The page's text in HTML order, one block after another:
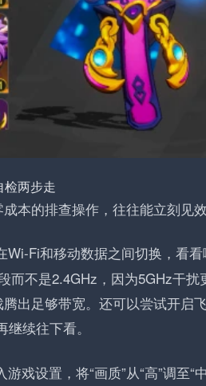
检两步走
本的排查操作，往往能立刻见效
Wi-Fi和移动数据之间切换，看
而不是2.4GHz，因为5GHz干
出足够带宽。还可以尝试开启
续往下看。
游戏设置，将“画质”从“高”调至“